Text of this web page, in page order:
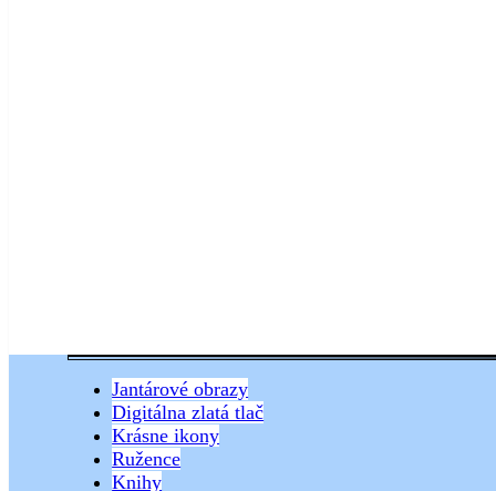
Jantárové obrazy
Digitálna zlatá tlač
Krásne ikony
Ružence
Knihy